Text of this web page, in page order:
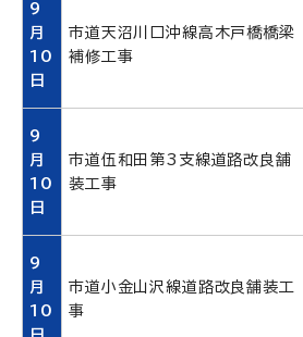
9
月
10
日
市道天沼川口沖線高木戸橋橋梁
補修工事
9
月
10
日
市道伍和田第3支線道路改良舗
装工事
9
月
10
市道小金山沢線道路改良舗装工
事